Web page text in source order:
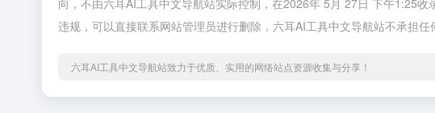
向，不由六耳AI工具中文导航站实际控制，在2026年 5月 27日 下午1:25
违规，可以直接联系网站管理员进行删除，六耳AI工具中文导航站不承担任
六耳AI工具中文导航站致力于优质、实用的网络站点资源收集与分享！